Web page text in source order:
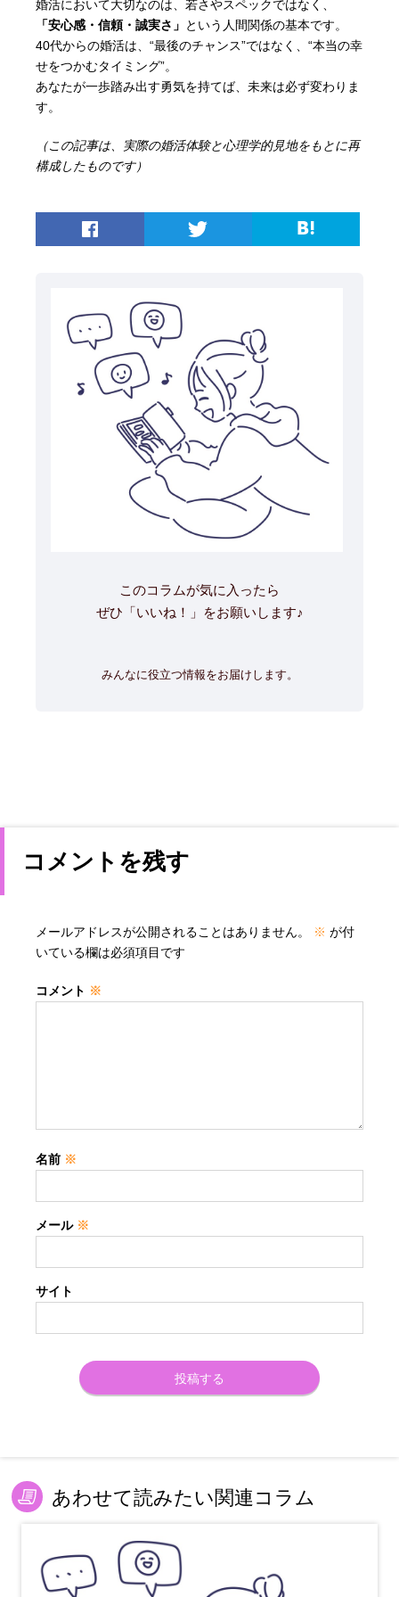
婚活において大切なのは、若さやスペックではなく、
「安心感・信頼・誠実さ」 という人間関係の基本です。
40代からの婚活は、“最後のチャンス”ではなく、“本当の幸
せをつかむタイミング”。
あなたが一歩踏み出す勇気を持てば、未来は必ず変わりま
す。
（この記事は、実際の婚活体験と心理学的見地をもとに再
構成したものです）
このコラムが気に入ったら
ぜひ「いいね！」をお願いします♪
みんなに役立つ情報をお届けします。
コメントを残す
メールアドレスが公開されることはありません。 ※ が付
いている欄は必須項目です
コメント ※
名前 ※
メール ※
サイト
あわせて読みたい関連コラム